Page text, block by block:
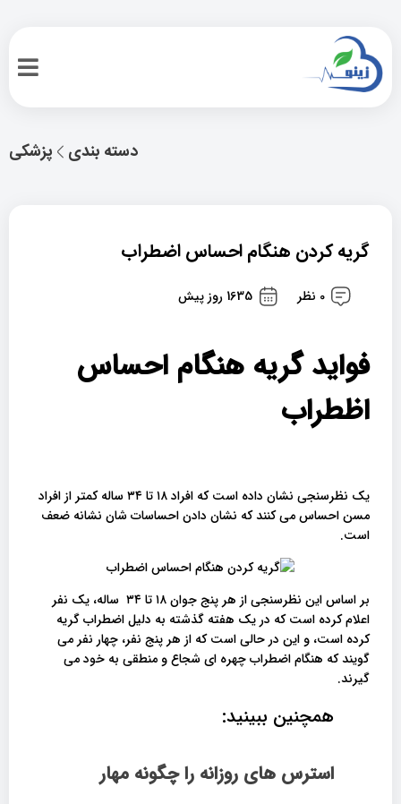
پزشکی دسته بندی
گریه کردن هنگام احساس اضطراب
0 نظر 1635 روز پیش
فواید گریه هنگام احساس
اظطراب
یک نظرسنجی نشان داده است که افراد ۱۸ تا ۳۴ ساله کمتر از افراد
مسن احساس می کنند که نشان دادن احساسات شان نشانه ضعف
است.
بر اساس این نظرسنجی از هر پنج جوان ۱۸ تا ۳۴ ساله، یک نفر
اعلام کرده است که در یک هفته گذشته به دلیل اضطراب گریه
کرده است، و این در حالی است که از هر پنج نفر، چهار نفر می
گویند که هنگام اضطراب چهره ای شجاع و منطقی به خود می
گیرند.
همچنین ببینید:
استرس های روزانه را چگونه مهار